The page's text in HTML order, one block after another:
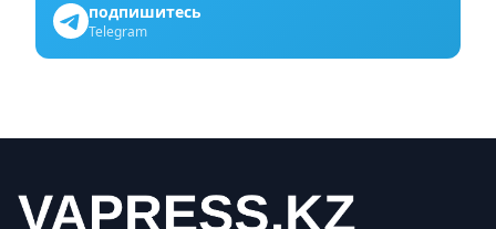
подпишитесь
Telegram